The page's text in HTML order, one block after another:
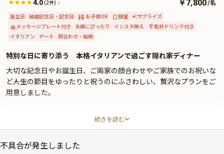
(2件) ￥7,800/名
誕生日 結婚記念日・記念日 お子様OK 個室
サプライズ
メッセージプレート付き
夫婦にぴったり インスタ映え
乾杯ドリンク付き
イタリアン デート 顔合わせ・結納
特別な日に寄り添う 本格イタリアンで過ごす隠れ家ディナー
大切な記念日やお誕生日、ご両家の顔合わせやご家族でのお祝いな
ど――人生の節目をゆったりと祝うのにふさわしい、贅沢なプランをご
用意しました。
では、ワインと料理のどちらにもこだわり抜いた最高のディナーを
季節ごとに一番美味しい食材を使った旬の料理を日替わりでご提供
続きを読む
不具合が発生しました